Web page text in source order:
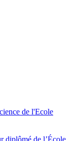
de l'Ecole
diplômé de l’École